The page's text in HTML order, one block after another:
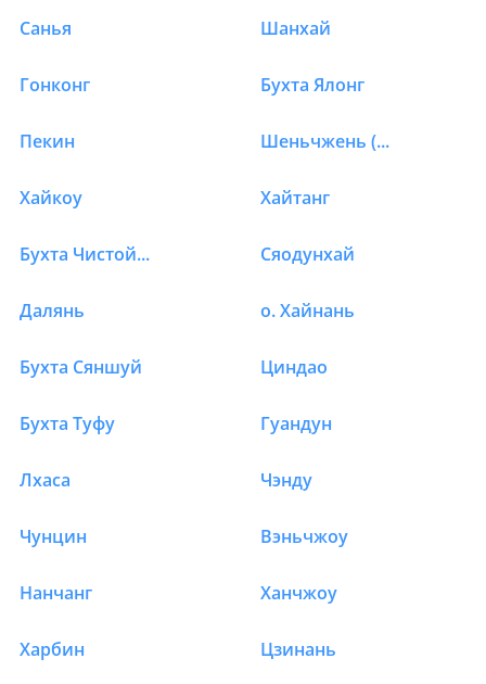
Санья Шанхай
Гонконг Бухта Ялонг
Пекин Шеньчжень (Свензхен)
Хайкоу Хайтанг
Бухта Чистой воды Сяодунхай
Далянь о. Хайнань
Бухта Сяншуй Циндао
Бухта Туфу Гуандун
Лхаса Чэнду
Чунцин Вэньчжоу
Нанчанг Ханчжоу
Харбин Цзинань